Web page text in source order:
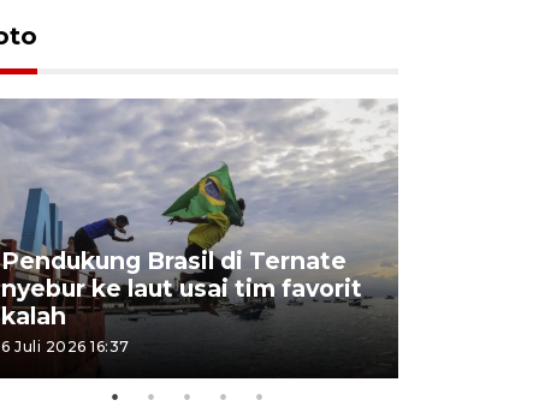
Pendukung Brasil di Ternate
nyebur ke laut usai tim favorit
kalah
6 Juli 2026 16:37